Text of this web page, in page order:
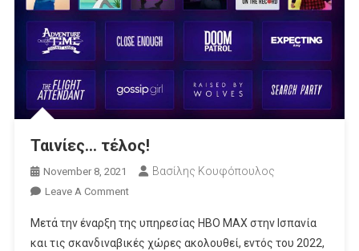
Ταινίες… τέλος!
November 8, 2021 Βασίλης Κουφόπουλος
Leave A CommentOn
Τέλος!
Μετά την έναρξη της υπηρεσίας ΗΒΟ MAX στην Ισπανία
και τις σκανδιναβικές χώρες ακολουθεί, εντός του 2022,